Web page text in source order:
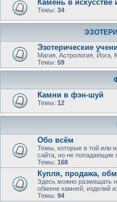
Камень в искусстве
Темы: 34
Эзотерические
Магия, Астрология, Йога,
Темы: 59
Камни в фэн-шуй
Темы: 12
Обо всём
Темы, которые в той или
сайта, но не попадающие
Темы: 168
Купля, продажа,
Здесь можно размещать
обмене камней, изделий
Темы: 94